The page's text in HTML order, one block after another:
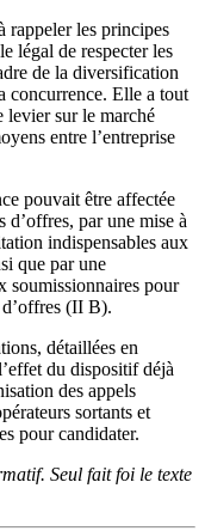
rappeler les principes
légal de respecter les
de la diversification
concurrence. Elle a tout
levier sur le marché
entre l’entreprise
pouvait être affectée
d’offres, par une mise à
indispensables aux
que par une
soumissionnaires pour
(II B).
détaillées en
du dispositif déjà
des appels
sortants et
pour candidater.
Seul fait foi le texte